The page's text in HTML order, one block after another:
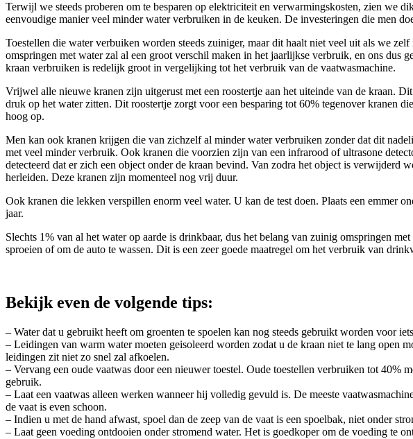
Terwijl we steeds proberen om te besparen op elektriciteit en verwarmingskosten, zien we
eenvoudige manier veel minder water verbruiken in de keuken. De investeringen die men
Toestellen die water verbuiken worden steeds zuiniger, maar dit haalt niet veel uit als we
omspringen met water zal al een groot verschil maken in het jaarlijkse verbruik, en ons dus
kraan verbruiken is redelijk groot in vergelijking tot het verbruik van de vaatwasmachine.
Vrijwel alle nieuwe kranen zijn uitgerust met een roostertje aan het uiteinde van de kraan.
druk op het water zitten. Dit roostertje zorgt voor een besparing tot 60% tegenover kranen
hoog op.
Men kan ook kranen krijgen die van zichzelf al minder water verbruiken zonder dat dit
met veel minder verbruik. Ook kranen die voorzien zijn van een infrarood of ultrasone
detecteerd dat er zich een object onder de kraan bevind. Van zodra het object is
herleiden. Deze kranen zijn momenteel nog vrij duur.
Ook kranen die lekken verspillen enorm veel water. U kan de test doen. Plaats een emmer
jaar.
Slechts 1% van al het water op aarde is drinkbaar, dus het belang van zuinig omspringen
sproeien of om de auto te wassen. Dit is een zeer goede maatregel om het verbruik van
Bekijk even de volgende tips:
– Water dat u gebruikt heeft om groenten te spoelen kan nog steeds gebruikt worden voor
– Leidingen van warm water moeten geisoleerd worden zodat u de kraan niet te lang open
leidingen zit niet zo snel zal afkoelen.
– Vervang een oude vaatwas door een nieuwer toestel. Oude toestellen verbruiken tot
gebruik.
– Laat een vaatwas alleen werken wanneer hij volledig gevuld is. De meeste
de vaat is even schoon.
– Indien u met de hand afwast, spoel dan de zeep van de vaat is een spoelbak, niet onder
– Laat geen voeding ontdooien onder stromend water. Het is goedkoper om de voeding te